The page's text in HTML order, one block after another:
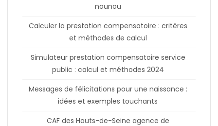
nounou
Calculer la prestation compensatoire : critères
et méthodes de calcul
Simulateur prestation compensatoire service
public : calcul et méthodes 2024
Messages de félicitations pour une naissance :
idées et exemples touchants
CAF des Hauts-de-Seine agence de